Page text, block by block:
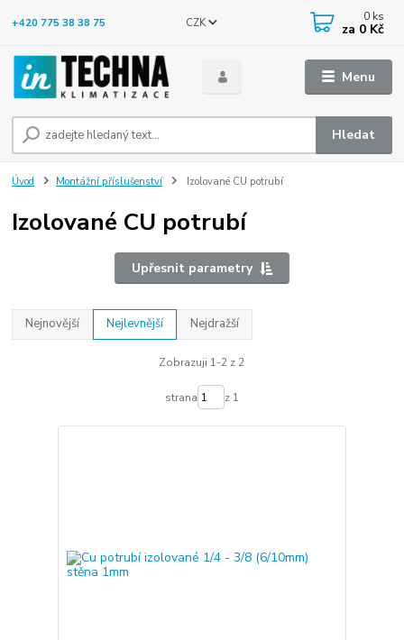
Menu
CZK
Hledat
+420 775 38 38 75 0 ks
za 0 Kč
Úvod Montážní příslušenství Izolované CU potrubí
Izolované CU potrubí
Upřesnit parametry
Nejnovější Nejlevnější Nejdražší
Zobrazuji 1-2 z 2
strana z 1